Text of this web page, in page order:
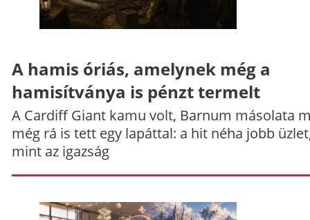
A hamis óriás, amelynek még a
hamisítványa is pénzt termelt
A Cardiff Giant kamu volt, Barnum másolata
még rá is tett egy lapáttal: a hit néha jobb
mint az igazság